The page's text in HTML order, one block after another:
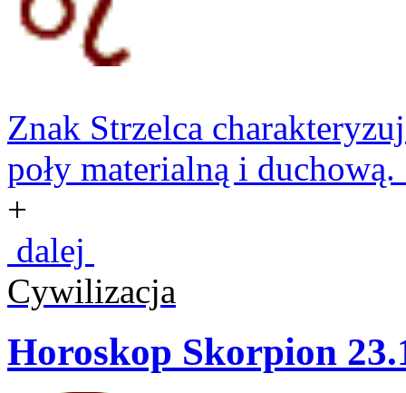
Znak Strzelca
poły materialną i duchową.
+
dalej
Cywilizacja
Horoskop Skorpion